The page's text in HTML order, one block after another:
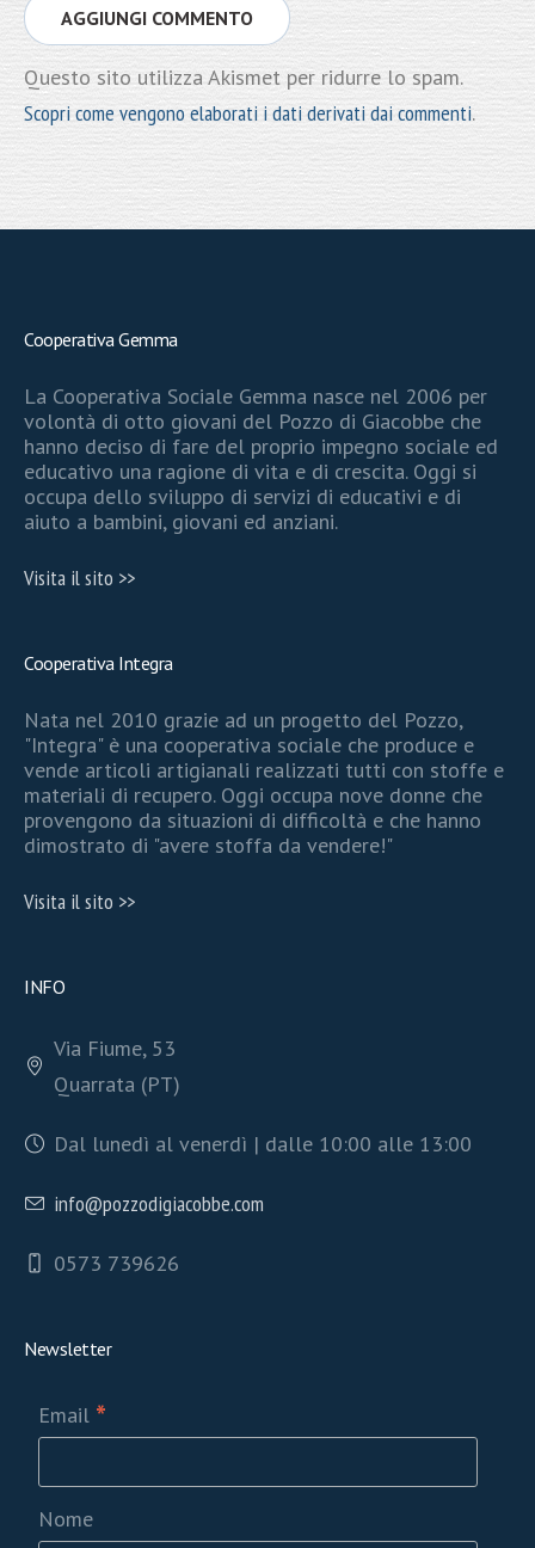
Questo sito utilizza Akismet per ridurre lo spam.
Scopri come vengono elaborati i dati derivati dai commenti.
Cooperativa Gemma
La Cooperativa Sociale Gemma nasce nel 2006 per
volontà di otto giovani del Pozzo di Giacobbe che
hanno deciso di fare del proprio impegno sociale ed
educativo una ragione di vita e di crescita. Oggi si
occupa dello sviluppo di servizi di educativi e di
aiuto a bambini, giovani ed anziani.
Visita il sito >>
Cooperativa Integra
Nata nel 2010 grazie ad un progetto del Pozzo,
"Integra" è una cooperativa sociale che produce e
vende articoli artigianali realizzati tutti con stoffe e
materiali di recupero. Oggi occupa nove donne che
provengono da situazioni di difficoltà e che hanno
dimostrato di "avere stoffa da vendere!"
Visita il sito >>
INFO
Via Fiume, 53
Quarrata (PT)
Dal lunedì al venerdì | dalle 10:00 alle 13:00
info@pozzodigiacobbe.com
0573 739626
Newsletter
Email *
Nome